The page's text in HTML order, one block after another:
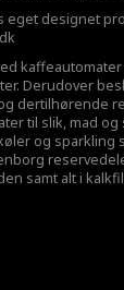
eget designet
Derudover
dertilhørende
til slik, mad og
og sparkling
samt alt i